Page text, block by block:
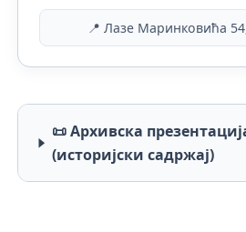
📍 Лазе Маринковића
📜 Архивска
(историјски садржај)